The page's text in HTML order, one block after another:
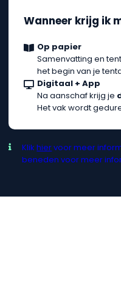
Wanneer krijg ik
Op papier
Samenvatting en
het begin van je
Digitaal + App
Na aanschaf krijg je
Het vak wordt
Klikhiervoor meer
beneden voor meer